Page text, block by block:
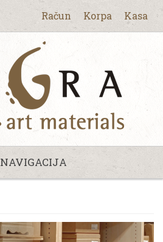
Račun Korpa Kasa
NAVIGACIJA